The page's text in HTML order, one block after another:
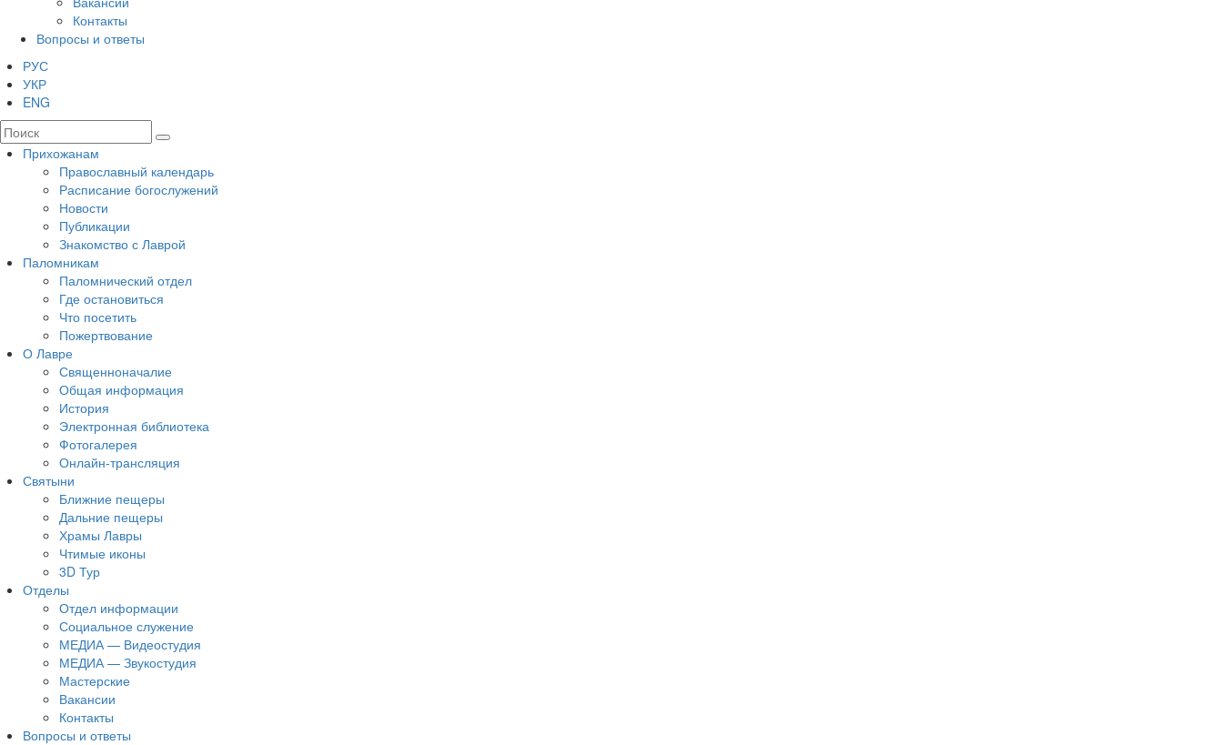
Контакты
Вопросы и ответы
РУС
УКР
ENG
Прихожанам
Православный календарь
Расписание богослужений
Новости
Публикации
Знакомство с Лаврой
Паломникам
Паломнический отдел
Где остановиться
Что посетить
Пожертвование
О Лавре
Священноначалие
Общая информация
История
Электронная библиотека
Фотогалерея
Онлайн-трансляция
Святыни
Ближние пещеры
Дальние пещеры
Храмы Лавры
Чтимые иконы
3D Тур
Отделы
Отдел информации
Социальное служение
МЕДИА — Видеостудия
МЕДИА — Звукостудия
Мастерские
Вакансии
Контакты
Вопросы и ответы